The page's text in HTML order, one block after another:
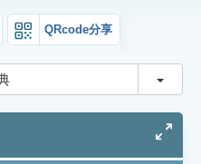
QRcode分享
切換